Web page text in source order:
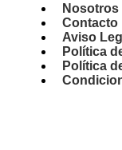
Nosotros
Contacto
Aviso
Política
Política